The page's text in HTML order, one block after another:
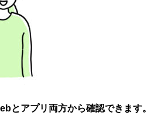
とアプリ両方から確認できます。